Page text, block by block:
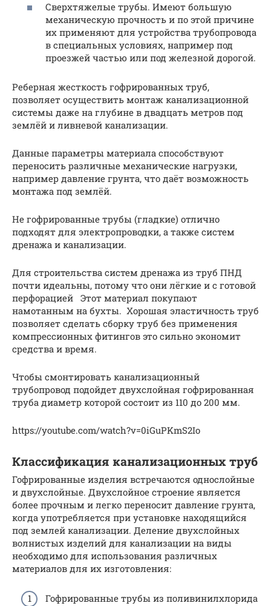
Сверхтяжелые трубы. Имеют большую
механическую прочность и по этой причине
их применяют для устройства трубопровода
в специальных условиях, например под
проезжей частью или под железной дорогой.
Реберная жесткость гофрированных труб,
позволяет осуществить монтаж канализационной
системы даже на глубине в двадцать метров под
землёй и ливневой канализации.
Данные параметры материала способствуют
переносить различные механические нагрузки,
например давление грунта, что даёт возможность
монтажа под землёй.
Не гофрированные трубы (гладкие) отлично
подходят для электропроводки, а также систем
дренажа и канализации.
Для строительства систем дренажа из труб ПНД
почти идеальны, потому что они лёгкие и с готовой
перфорацией Этот материал покупают
намотанным на бухты. Хорошая эластичность труб
позволяет сделать сборку труб без применения
компрессионных фитингов это сильно экономит
средства и время.
Чтобы смонтировать канализационный
трубопровод подойдет двухслойная гофрированная
труба диаметр которой состоит из 110 до 200 мм.
https://youtube.com/watch?v=0iGuPKmS2Io
Классификация канализационных труб
Гофрированные изделия встречаются однослойные
и двухслойные. Двухслойное строение является
более прочным и легко переносит давление грунта,
когда употребляется при установке находящийся
под землей канализации. Деление двухслойных
волнистых изделий для канализации на виды
необходимо для использования различных
материалов для их изготовления:
Гофрированные трубы из поливинилхлорида